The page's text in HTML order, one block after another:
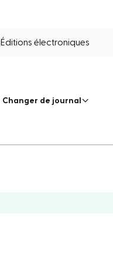
Éditions électroniques
Changer de journal